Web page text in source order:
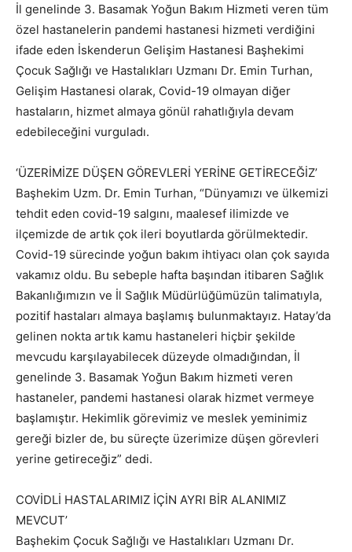
İl genelinde 3. Basamak Yoğun Bakım Hizmeti veren tüm
özel hastanelerin pandemi hastanesi hizmeti verdiğini
ifade eden İskenderun Gelişim Hastanesi Başhekimi
Çocuk Sağlığı ve Hastalıkları Uzmanı Dr. Emin Turhan,
Gelişim Hastanesi olarak, Covid-19 olmayan diğer
hastaların, hizmet almaya gönül rahatlığıyla devam
edebileceğini vurguladı.
‘ÜZERİMİZE DÜŞEN GÖREVLERİ YERİNE GETİRECEĞİZ’
Başhekim Uzm. Dr. Emin Turhan, “Dünyamızı ve ülkemizi
tehdit eden covid-19 salgını, maalesef ilimizde ve
ilçemizde de artık çok ileri boyutlarda görülmektedir.
Covid-19 sürecinde yoğun bakım ihtiyacı olan çok sayıda
vakamız oldu. Bu sebeple hafta başından itibaren Sağlık
Bakanlığımızın ve İl Sağlık Müdürlüğümüzün talimatıyla,
pozitif hastaları almaya başlamış bulunmaktayız. Hatay’da
gelinen nokta artık kamu hastaneleri hiçbir şekilde
mevcudu karşılayabilecek düzeyde olmadığından, İl
genelinde 3. Basamak Yoğun Bakım hizmeti veren
hastaneler, pandemi hastanesi olarak hizmet vermeye
başlamıştır. Hekimlik görevimiz ve meslek yeminimiz
gereği bizler de, bu süreçte üzerimize düşen görevleri
yerine getireceğiz” dedi.
COVİDLİ HASTALARIMIZ İÇİN AYRI BİR ALANIMIZ
MEVCUT’
Başhekim Çocuk Sağlığı ve Hastalıkları Uzmanı Dr.